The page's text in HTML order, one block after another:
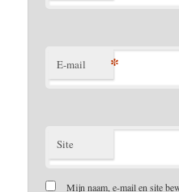
E-mail *
Site
Mijn naam, e-mail en site